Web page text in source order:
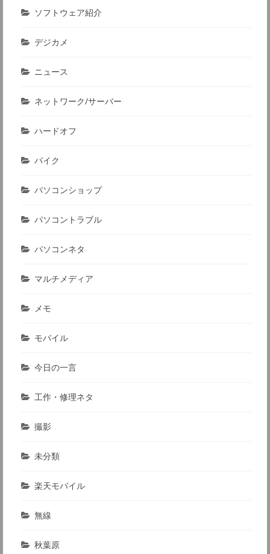
ソフトウェア紹介
デジカメ
ニュース
ネットワーク/サーバー
ハードオフ
バイク
パソコンショップ
パソコントラブル
パソコンネタ
マルチメディア
メモ
モバイル
今日の一言
工作・修理ネタ
撮影
未分類
楽天モバイル
無線
秋葉原